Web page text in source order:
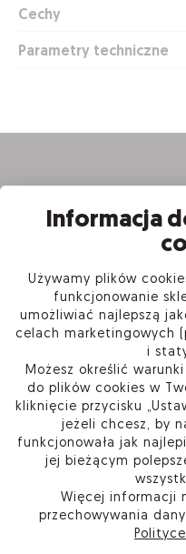
Cechy
Parametry techniczne
INFORMACJE
PRODUKTY
O FIRMIE
Kup w Sieci Partnerskiej Certum
Skontaktuj się
Przejdź do pomocy
Ustawienia plików cookie
Informacja
Używamy plików
funkcjonowanie
umożliwiać najlepszą
celach marketingowych
i
Możesz określić
do plików cookies w
kliknięcie przycisku
jeżeli chcesz, by
funkcjonowała jak
jej bieżącym
Więcej informacji
przechowywania